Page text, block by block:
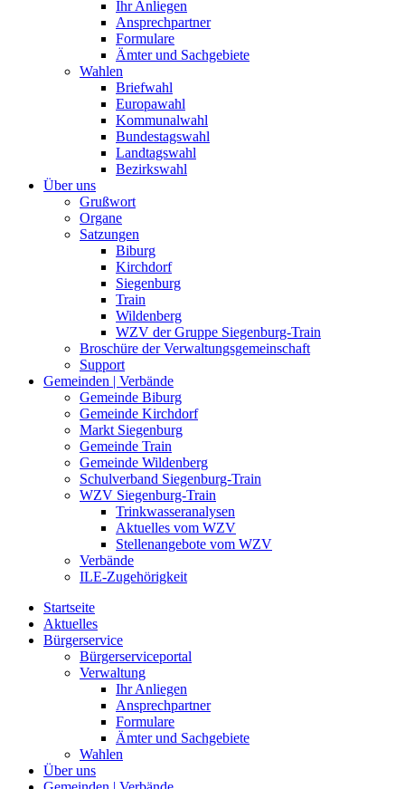
Ihr Anliegen
Ansprechpartner
Formulare
Ämter und Sachgebiete
Wahlen
Briefwahl
Europawahl
Kommunalwahl
Bundestagswahl
Landtagswahl
Bezirkswahl
Über uns
Grußwort
Organe
Satzungen
Biburg
Kirchdorf
Siegenburg
Train
Wildenberg
WZV der Gruppe Siegenburg-Train
Broschüre der Verwaltungsgemeinschaft
Support
Gemeinden | Verbände
Gemeinde Biburg
Gemeinde Kirchdorf
Markt Siegenburg
Gemeinde Train
Gemeinde Wildenberg
Schulverband Siegenburg-Train
WZV Siegenburg-Train
Trinkwasseranalysen
Aktuelles vom WZV
Stellenangebote vom WZV
Verbände
ILE-Zugehörigkeit
Startseite
Aktuelles
Bürgerservice
Bürgerserviceportal
Verwaltung
Ihr Anliegen
Ansprechpartner
Formulare
Ämter und Sachgebiete
Wahlen
Über uns